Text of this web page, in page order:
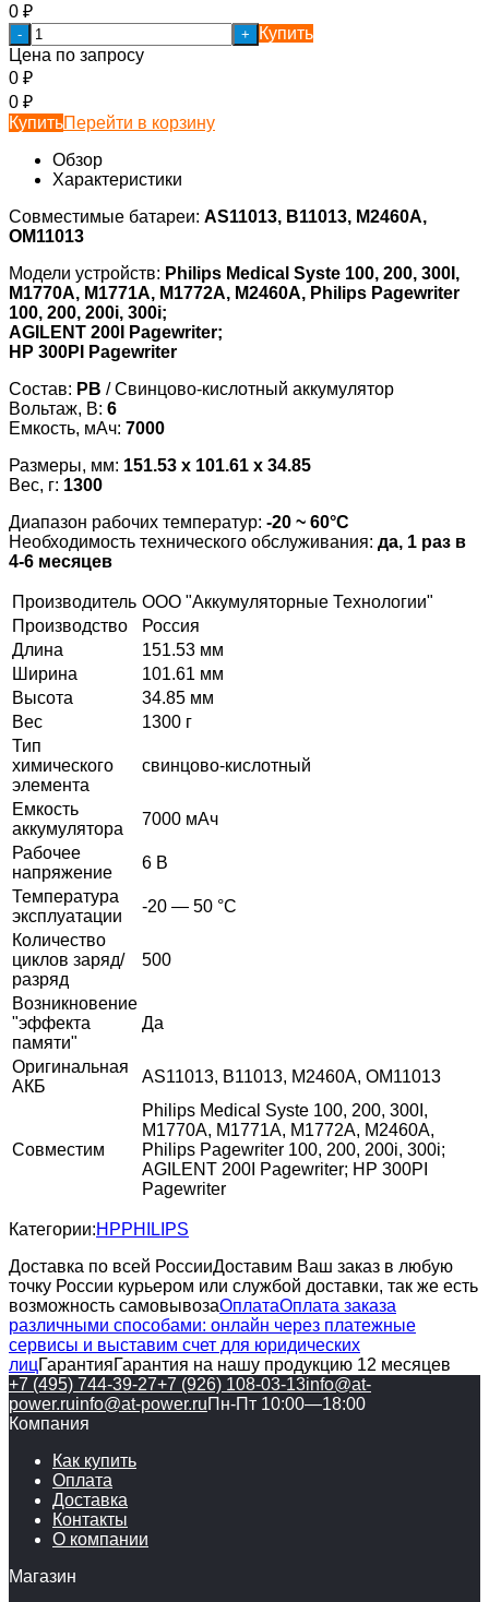
0 ₽
- +
Купить
Цена по запросу
0 ₽
0 ₽
КупитьПерейти в корзину
Обзор
Характеристики
Совместимые батареи: AS11013, B11013, M2460A,
OM11013
Модели устройств: Philips Medical Syste 100, 200, 300I,
M1770A, M1771A, M1772A, M2460A, Philips Pagewriter
100, 200, 200i, 300i;
AGILENT 200I Pagewriter;
HP 300PI Pagewriter
Состав: PB / Свинцово-кислотный аккумулятор
Вольтаж, В: 6
Емкость, мАч: 7000
Размеры, мм: 151.53 x 101.61 x 34.85
Вес, г: 1300
Диапазон рабочих температур: -20 ~ 60°С
Необходимость технического обслуживания: да, 1 раз в
4-6 месяцев
Производитель ООО "Аккумуляторные Технологии"
Производство
Россия
Длина
151.53 мм
Ширина
101.61 мм
Высота
34.85 мм
Вес
1300 г
Тип
химического
элемента
cвинцово-кислотный
Емкость
аккумулятора
7000 мАч
Рабочее
напряжение
6 В
Температура
эксплуатации
-20 — 50 °C
Количество
циклов заряд/
разряд
500
Возникновение
"эффекта
памяти"
Да
Оригинальная
АКБ
AS11013, B11013, M2460A, OM11013
Совместим
Philips Medical Syste 100, 200, 300I,
M1770A, M1771A, M1772A, M2460A,
Philips Pagewriter 100, 200, 200i, 300i;
AGILENT 200I Pagewriter; HP 300PI
Pagewriter
Категории:HPPHILIPS
Доставка по всей РоссииДоставим Ваш заказ в любую
точку России курьером или службой доставки, так же есть
возможность самовывозаОплатаОплата заказа
различными способами: онлайн через платежные
сервисы и выставим счет для юридических
лицГарантияГарантия на нашу продукцию 12 месяцев
+7 (495) 744-39-27+7 (926) 108-03-13info@at-
power.ruinfo@at-power.ruПн-Пт 10:00—18:00
Компания
Как купить
Оплата
Доставка
Контакты
О компании
Магазин